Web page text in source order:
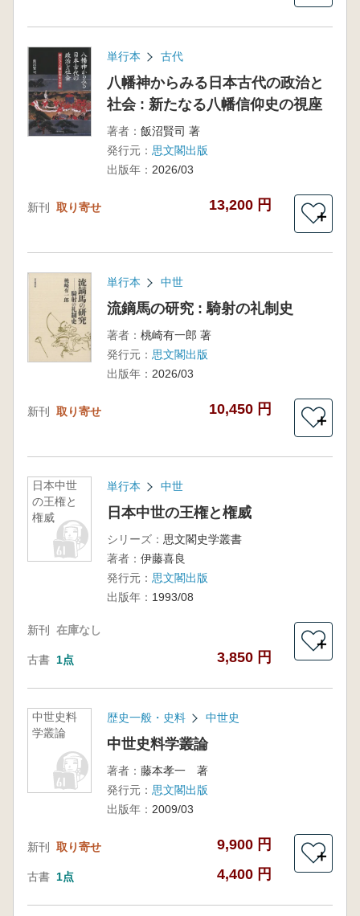
単行本 古代
八幡神からみる日本古代の政治と
社会 : 新たなる八幡信仰史の視座
著者： 飯沼賢司 著
発行元： 思文閣出版
出版年： 2026/03
新刊 取り寄せ 13,200 円
＋
単行本 中世
流鏑馬の研究 : 騎射の礼制史
著者： 桃崎有一郎 著
発行元： 思文閣出版
出版年： 2026/03
新刊 取り寄せ 10,450 円
＋
日本中世
の王権と
権威
単行本 中世
日本中世の王権と権威
シリーズ： 思文閣史学叢書
著者： 伊藤喜良
発行元： 思文閣出版
出版年： 1993/08
新刊 在庫なし
古書 1点 3,850 円
＋
中世史料
学叢論
歴史一般・史料 中世史
中世史料学叢論
著者： 藤本孝一 著
発行元： 思文閣出版
出版年： 2009/03
新刊 取り寄せ 9,900 円
古書 1点 4,400 円
＋